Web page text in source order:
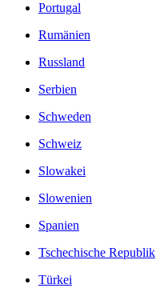
Portugal
Rumänien
Russland
Serbien
Schweden
Schweiz
Slowakei
Slowenien
Spanien
Tschechische Republik
Türkei